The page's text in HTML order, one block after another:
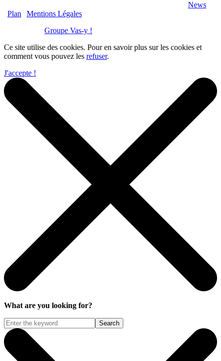
News
Plan
Mentions Légales
Groupe Vas-y !
Ce site utilise des cookies. Pour en savoir plus sur les cookies et
comment vous pouvez les refuser.
J'accepte !
What are you looking for?
Search